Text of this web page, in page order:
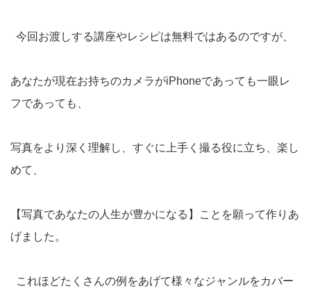
今回お渡しする講座やレシピは無料ではあるのですが、
あなたが現在お持ちのカメラがiPhoneであっても一眼レ
フであっても、
写真をより深く理解し、すぐに上手く撮る役に立ち、楽し
めて、
【写真であなたの人生が豊かになる】ことを願って作りあ
げました。
これほどたくさんの例をあげて様々なジャンルをカバー